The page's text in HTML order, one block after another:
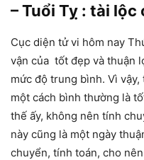
– Tuổi Tỵ : tài
Cục diện tử vi hôm nay
vận của tốt đẹp và thuận
mức độ trung bình. Vì
một cách bình thường là
thế ấy, không nên tính
này cũng là một ngày
chuyển, tính toán, cho